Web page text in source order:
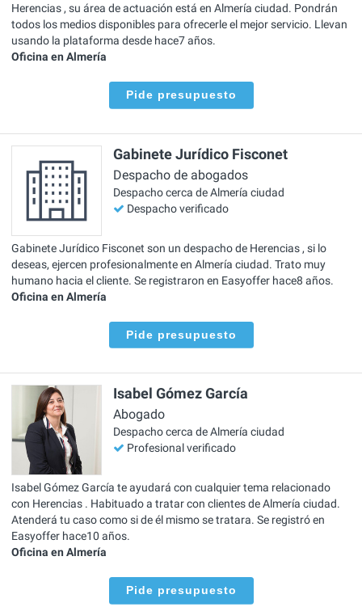
Herencias , su área de actuación está en Almería ciudad. Pondrán
todos los medios disponibles para ofrecerle el mejor servicio. Llevan
usando la plataforma desde hace7 años.
Oficina en Almería
Pide presupuesto
Gabinete Jurídico Fisconet
Despacho de abogados
Despacho cerca de Almería ciudad
Despacho verificado
Gabinete Jurídico Fisconet son un despacho de Herencias , si lo
deseas, ejercen profesionalmente en Almería ciudad. Trato muy
humano hacia el cliente. Se registraron en Easyoffer hace8 años.
Oficina en Almería
Pide presupuesto
Isabel Gómez García
Abogado
Despacho cerca de Almería ciudad
Profesional verificado
Isabel Gómez García te ayudará con cualquier tema relacionado
con Herencias . Habituado a tratar con clientes de Almería ciudad.
Atenderá tu caso como si de él mismo se tratara. Se registró en
Easyoffer hace10 años.
Oficina en Almería
Pide presupuesto